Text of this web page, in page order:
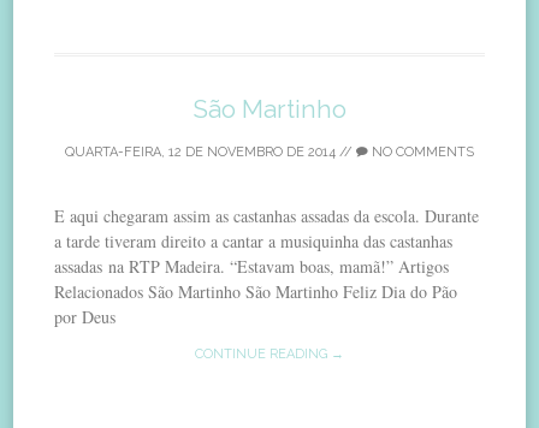
São Martinho
QUARTA-FEIRA, 12 DE NOVEMBRO DE 2014 // NO COMMENTS
E aqui chegaram assim as castanhas assadas da escola. Durante
a tarde tiveram direito a cantar a musiquinha das castanhas
assadas na RTP Madeira. “Estavam boas, mamã!” Artigos
Relacionados São Martinho São Martinho Feliz Dia do Pão
por Deus
CONTINUE READING →